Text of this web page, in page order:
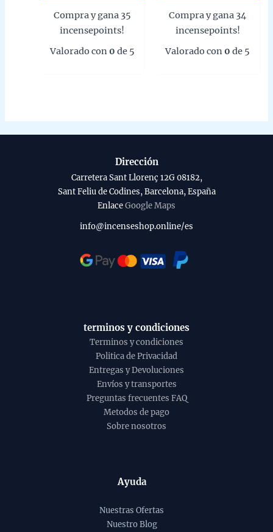
0,99 €.0,69 €.
Compra y gana 35
incensepoints!
Valorado con0 de 5
0,95 €.0,67 €.
Compra y gana 34
incensepoints!
Valorado con0 de 5
Dirección
Carretera Sant Llorenç 12G 08182,
Sant Feliu de Codines, Barcelona, España
EnlaceGoogle Maps
info@incenseshop.online/es
terminos y condiciones
Terminos y condiciones
Politica de Privacidad
Entregas y Devoluciones
Envíos y transportes
Preguntas frecuentes FAQ
Metodos de pago
Sobre nosotros
Ayuda
Nuestras Ofertas
Nuestro Blog